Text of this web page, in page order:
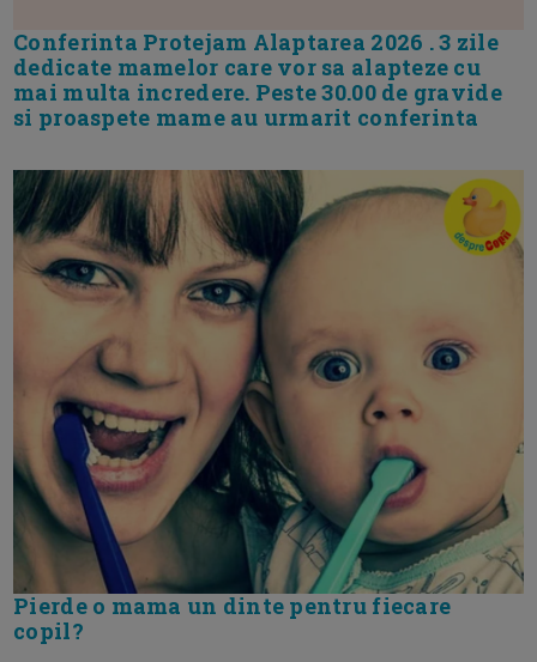
Conferinta Protejam Alaptarea 2026 . 3 zile
dedicate mamelor care vor sa alapteze cu
mai multa incredere. Peste 30.00 de gravide
si proaspete mame au urmarit conferinta
Pierde o mama un dinte pentru fiecare
copil?